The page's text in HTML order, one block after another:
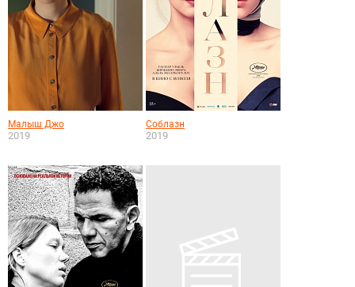
Малыш Джо
2019
Соблазн
2019